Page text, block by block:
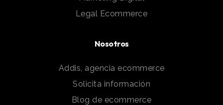
Legal Ecommerce
Nosotros
Addis, agencia ecommerce
Solicita información
Blog de ecommerce